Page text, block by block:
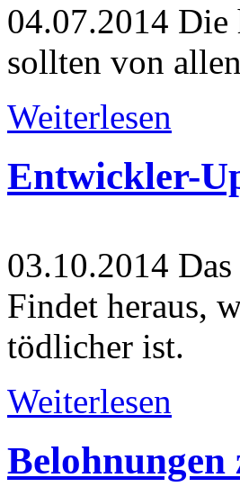
04.07.2014 Die
sollten von
Weiterlesen
Entwickler-
03.10.2014
Findet heraus,
tödlicher ist.
Weiterlesen
Belohnungen